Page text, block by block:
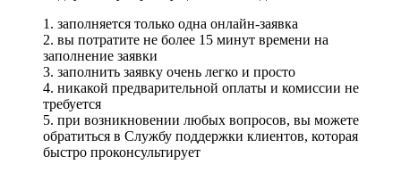
1. заполняется только одна онлайн-заявка
2. вы потратите не более 15 минут времени на
заполнение заявки
3. заполнить заявку очень легко и просто
4. никакой предварительной оплаты и комиссии не
требуется
5. при возникновении любых вопросов, вы можете
обратиться в Службу поддержки клиентов, которая
быстро проконсультирует